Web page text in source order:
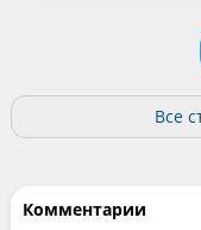
Все
Комментарии